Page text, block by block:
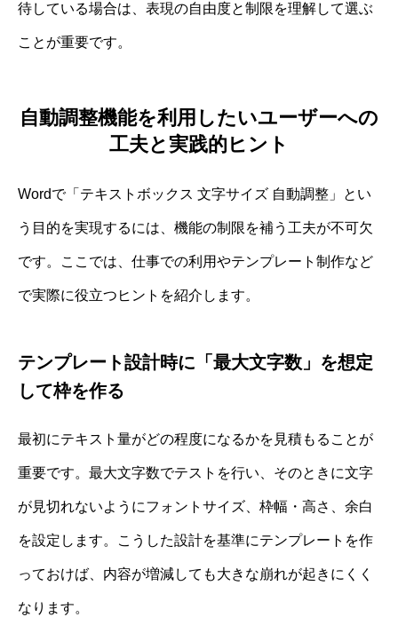
待している場合は、表現の自由度と制限を理解して選ぶ
ことが重要です。
自動調整機能を利用したいユーザーへの
工夫と実践的ヒント
Wordで「テキストボックス 文字サイズ 自動調整」とい
う目的を実現するには、機能の制限を補う工夫が不可欠
です。ここでは、仕事での利用やテンプレート制作など
で実際に役立つヒントを紹介します。
テンプレート設計時に「最大文字数」を想定
して枠を作る
最初にテキスト量がどの程度になるかを見積もることが
重要です。最大文字数でテストを行い、そのときに文字
が見切れないようにフォントサイズ、枠幅・高さ、余白
を設定します。こうした設計を基準にテンプレートを作
っておけば、内容が増減しても大きな崩れが起きにくく
なります。